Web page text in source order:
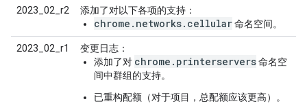
2023_02_r2 添加了对以下各项的支持：
chrome.networks.cellular命名空间。
2023_02_r1
变更日志：
添加了对 chrome.printerservers命名空
间中群组的支持。
已重构配额（对于项目，总配额应该更高）。